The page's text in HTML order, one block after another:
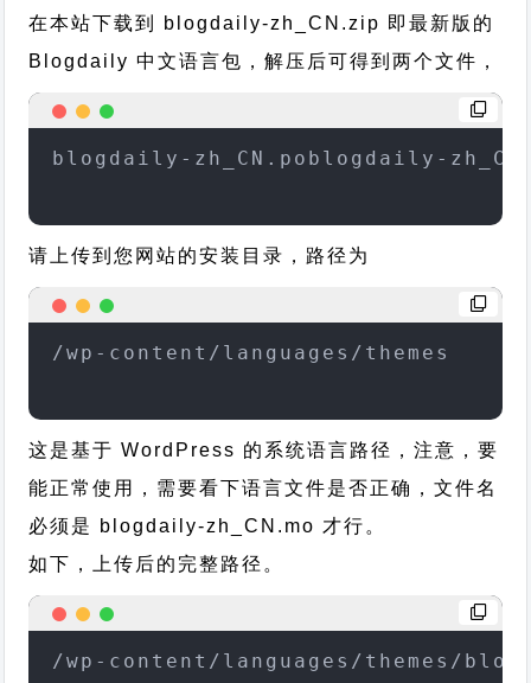
在本站下载到 blogdaily-zh_CN.zip 即最新版的
Blogdaily 中文语言包，解压后可得到两个文件，
blogdaily-zh_CN.poblogdaily-
请上传到您网站的安装目录，路径为
/wp-content/languages/themes
这是基于 WordPress 的系统语言路径，注意，要
能正常使用，需要看下语言文件是否正确，文件名
必须是 blogdaily-zh_CN.mo 才行。
如下，上传后的完整路径。
/wp-content/languages/themes/